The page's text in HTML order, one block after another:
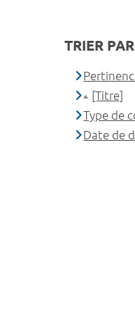
TRIER
[Titre]
Type de
Date de